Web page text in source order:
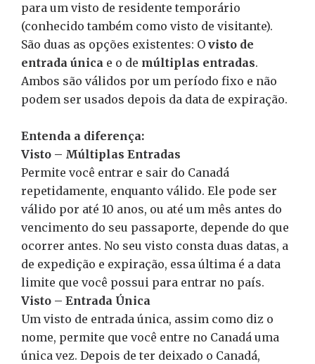
para um visto de residente temporário
(conhecido também como visto de visitante).
São duas as opções existentes: O visto de
entrada única e o de múltiplas entradas.
Ambos são válidos por um período fixo e não
podem ser usados depois da data de expiração.
Entenda a diferença:
Visto – Múltiplas Entradas
Permite você entrar e sair do Canadá
repetidamente, enquanto válido. Ele pode ser
válido por até 10 anos, ou até um mês antes do
vencimento do seu passaporte, depende do que
ocorrer antes. No seu visto consta duas datas, a
de expedição e expiração, essa última é a data
limite que você possui para entrar no país.
Visto – Entrada Única
Um visto de entrada única, assim como diz o
nome, permite que você entre no Canadá uma
única vez. Depois de ter deixado o Canadá,